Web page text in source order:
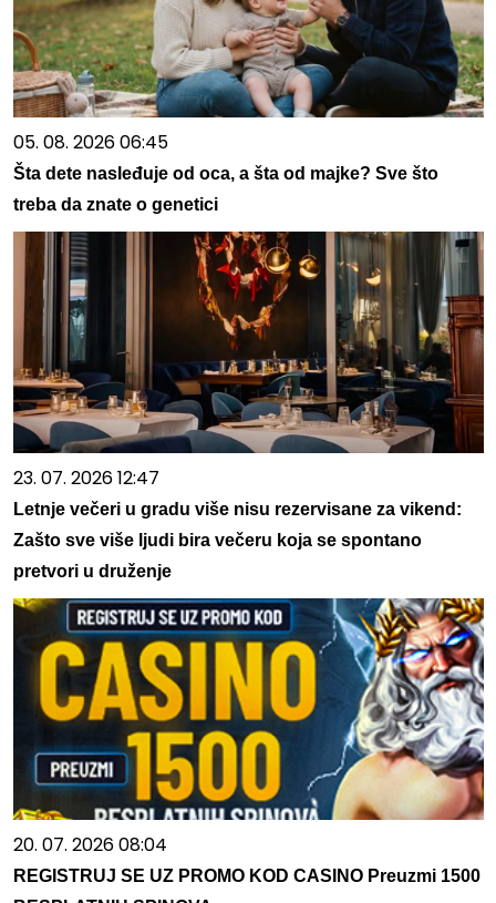
05. 08. 2026 06:45
Šta dete nasleđuje od oca, a šta od majke? Sve što
treba da znate o genetici
23. 07. 2026 12:47
Letnje večeri u gradu više nisu rezervisane za vikend:
Zašto sve više ljudi bira večeru koja se spontano
pretvori u druženje
20. 07. 2026 08:04
REGISTRUJ SE UZ PROMO KOD CASINO Preuzmi 1500